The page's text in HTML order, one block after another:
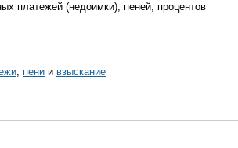
платежей (недоимки), пеней, процентов
, пени и взыскание